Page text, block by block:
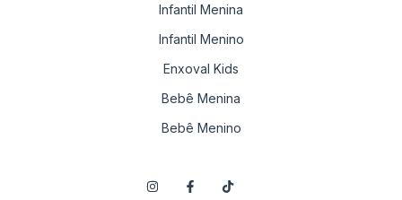
Infantil Menina
Infantil Menino
Enxoval Kids
Bebê Menina
Bebê Menino